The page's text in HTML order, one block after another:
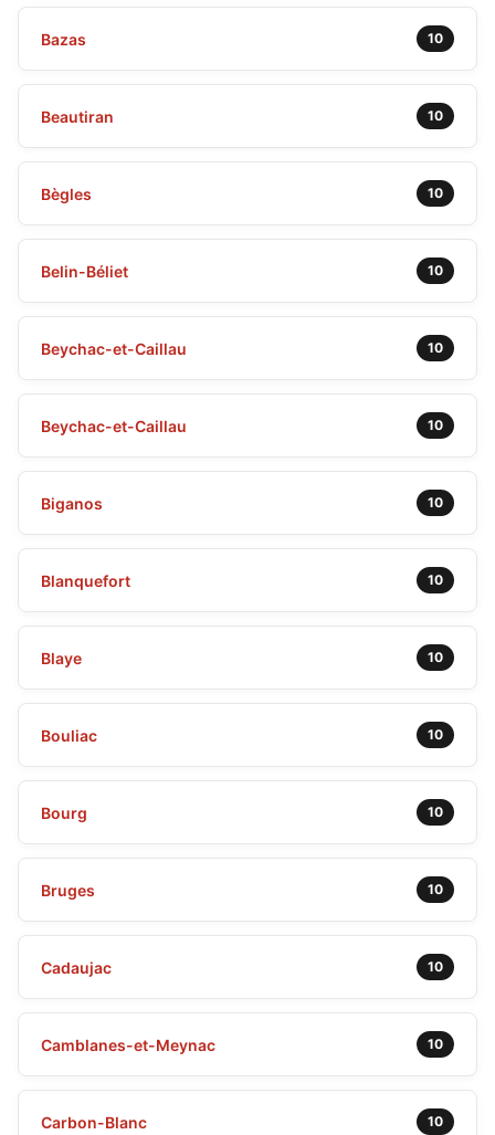
Bazas 10
Beautiran 10
Bègles 10
Belin-Béliet 10
Beychac-et-Caillau 10
Beychac-et-Caillau 10
Biganos 10
Blanquefort 10
Blaye 10
Bouliac 10
Bourg 10
Bruges 10
Cadaujac 10
Camblanes-et-Meynac 10
Carbon-Blanc 10